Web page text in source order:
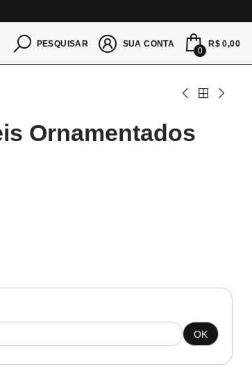
PESQUISAR SUA CONTA
0
R$ 0,00
Ornamentados
OK